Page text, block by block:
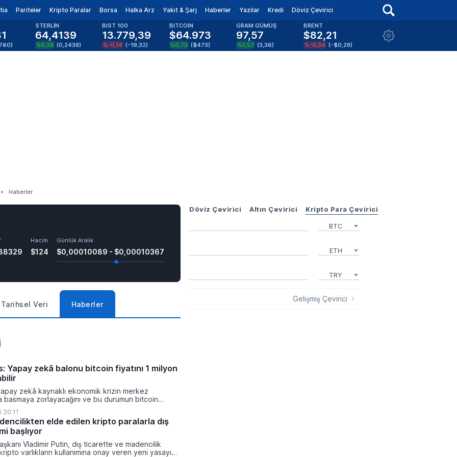
Pariteler Kripto Paralar Borsa Halka Arz Yakıt & Şarj Haberler Yazılar Kredi Döviz Çevirici
)
STERLİN
64,4139
%0,38 (0,2438)
BIST 100
13.779,39
%-0,14 (-19,32)
BITCOIN
$64.973
%0,73 ($473)
GRAM GÜMÜŞ
97,57
%3,57 (3,36)
BRENT
$82,21
%-0,34 (-$0,28)
» Haberler
Hacim
$124
Günlük Aralık
$0,00010089 - $0,00010367
Tarihsel Veri Haberler
Yapay zekâ balonu bitcoin fiyatını 1 milyon
zekâ kaynaklı ekonomik krizin merkez
basmaya zorlayacağını ve bu durumun bitcoin
dolara taşıyabileceğini öngörürken beyaz yakalı iş
kredi krizinin küresel likidite artışına yol
ve bitcoinin bu süreçte en hızlı tepki veren varlık
elde edilen kripto paralarla dış
başlıyor
Vladimir Putin, dış ticarette ve madencilik
varlıkların kullanımına onay veren yeni yasayı
Döviz Çevirici Altın Çevirici Kripto Para Çevirici
BTC
ETH
TRY
Gelişmiş Çevirici